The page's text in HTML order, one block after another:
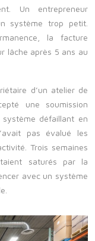
Un entrepreneur
système trop petit.
la facture
lâche après 5 ans au
d’un atelier de
une soumission
défaillant en
pas évalué les
Trois semaines
saturés par la
avec un système